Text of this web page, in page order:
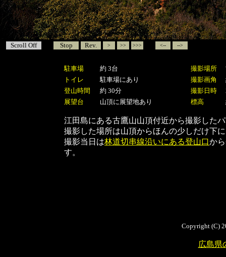
Scroll Off Stop Rev. > >> >>> <-- -->
駐車場 約 3台 撮影場所
トイレ
駐車場にあり 撮影画角
登山時間
約 30分 撮影日時
展望台
山頂に展望地あり 標高
江田島にある古鷹山山頂付近から撮影した
撮影した場所は山頂からほんの少しだけ下
撮影当日は林道切串線沿いにある登山口か
す。
Copyright (C)
広島県